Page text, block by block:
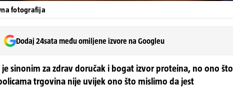
fotografija
Dodaj 24sata među omiljene izvore na Googleu
sinonim za zdrav doručak i bogat izvor proteina, no ono što
trgovina nije uvijek ono što mislimo da jest